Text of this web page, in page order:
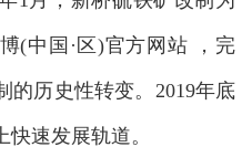
(中国·区)官方网站 ，完
的历史性转变。2019年底
速发展轨道。